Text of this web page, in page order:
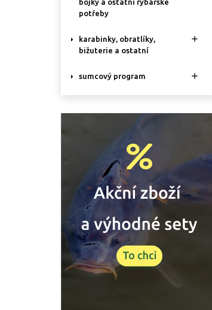
bójky a ostatní rybářské
potřeby
karabinky, obratlíky,
bižuterie a ostatní

sumcový program 